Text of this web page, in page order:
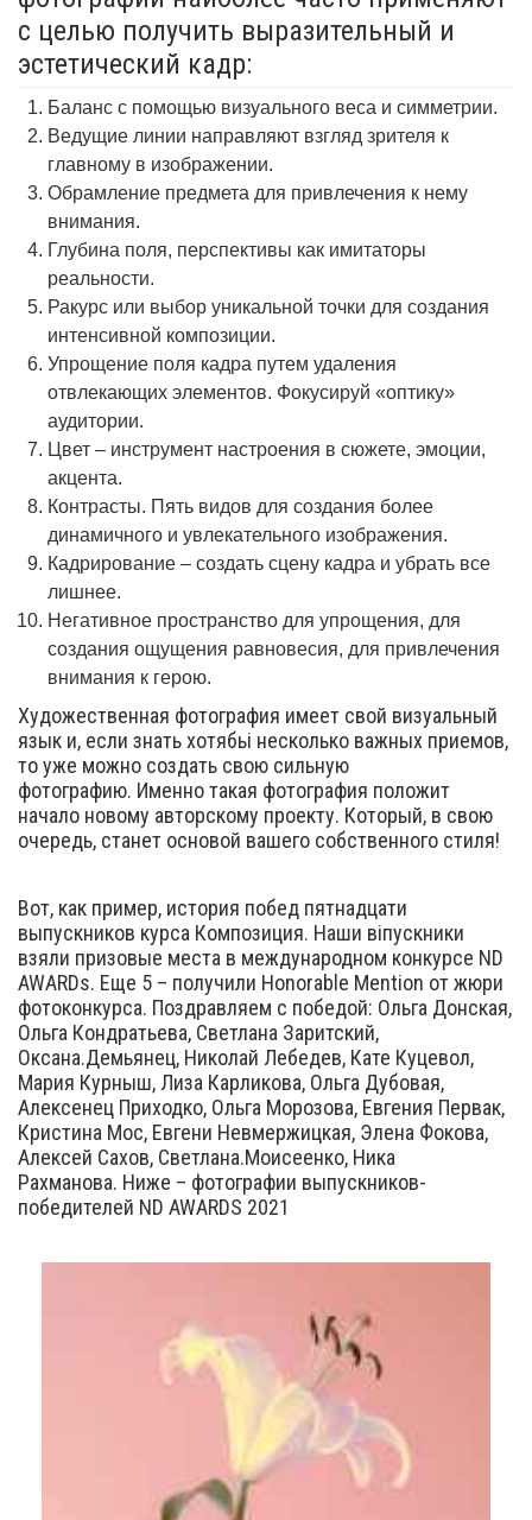
с целью получить выразительный и
эстетический кадр:
Баланс с помощью визуального веса и симметрии.
Ведущие линии направляют взгляд зрителя к
главному в изображении.
Обрамление предмета для привлечения к нему
внимания.
Глубина поля, перспективы как имитаторы
реальности.
Ракурс или выбор уникальной точки для создания
интенсивной композиции.
Упрощение поля кадра путем удаления
отвлекающих элементов. Фокусируй «оптику»
аудитории.
Цвет – инструмент настроения в сюжете, эмоции,
акцента.
Контрасты. Пять видов для создания более
динамичного и увлекательного изображения.
Кадрирование – создать сцену кадра и убрать все
лишнее.
Негативное пространство для упрощения, для
создания ощущения равновесия, для привлечения
внимания к герою.
Художественная фотография имеет свой визуальный
язык и, если знать хотябьі несколько важных приемов,
то уже можно создать свою сильную
фотографию. Именно такая фотография положит
начало новому авторскому проекту. Который, в свою
очередь, станет основой вашего собственного стиля!
Вот, как пример, история побед пятнадцати
выпускников курса Композиция. Наши віпускники
взяли призовые места в международном конкурсе ND
AWARDs. Еще 5 – получили Honorable Mention от жюри
фотоконкурса. Поздравляем с победой: Ольга Донская,
Ольга Кондратьева, Светлана Заритский,
Оксана.Демьянец, Николай Лебедев, Кате Куцевол,
Мария Курныш, Лиза Карликова, Ольга Дубовая,
Алексенец Приходко, Ольга Морозова, Евгения Первак,
Кристина Мос, Евгени Невмержицкая, Элена Фокова,
Алексей Сахов, Светлана.Моисеенко, Ника
Рахманова. Ниже – фотографии выпускников-
победителей ND AWARDS 2021